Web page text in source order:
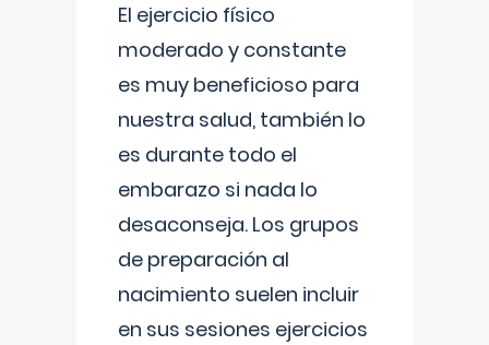
El ejercicio físico
moderado y constante
es muy beneficioso para
nuestra salud, también lo
es durante todo el
embarazo si nada lo
desaconseja. Los grupos
de preparación al
nacimiento suelen incluir
en sus sesiones ejercicios